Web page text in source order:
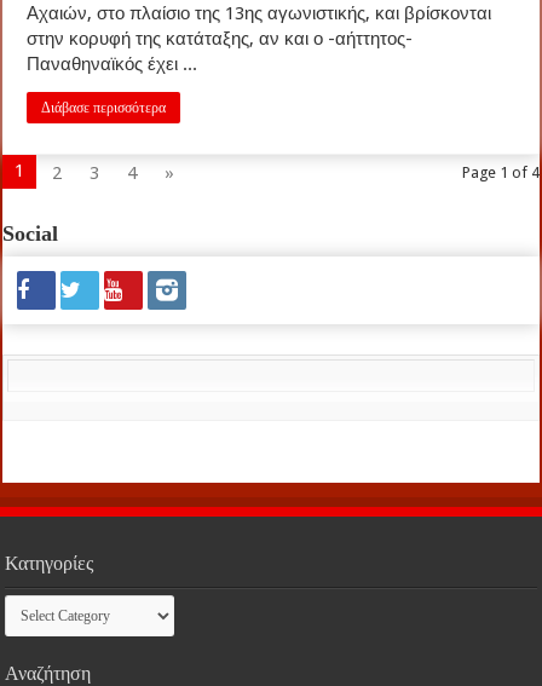
Αχαιών, στο πλαίσιο της 13ης αγωνιστικής, και βρίσκονται
στην κορυφή της κατάταξης, αν και ο -αήττητος-
Παναθηναϊκός έχει ...
Διάβασε περισσότερα
Page 1 of 4
1 2 3 4 »
Social
Κατηγορίες
Κατηγορίες
Αναζήτηση